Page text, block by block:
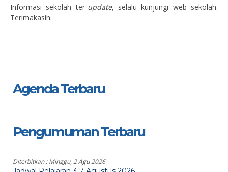
Informasi sekolah ter-update, selalu kunjungi web sekolah.
Terimakasih.
Agenda Terbaru
Pengumuman Terbaru
Diterbitkan :Minggu, 2 Agu 2026